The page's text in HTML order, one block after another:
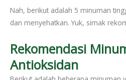
Nah, berikut adalah 5 minuman
dan menyehatkan. Yuk, simak
Rekomendasi
Antioksidan